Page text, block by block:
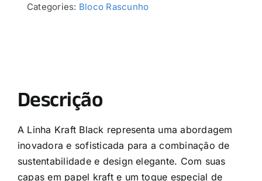
Categories: Bloco Rascunho
Descrição
A Linha Kraft Black representa uma abordagem
inovadora e sofisticada para a combinação de
sustentabilidade e design elegante. Com suas
capas em papel kraft e um toque especial de